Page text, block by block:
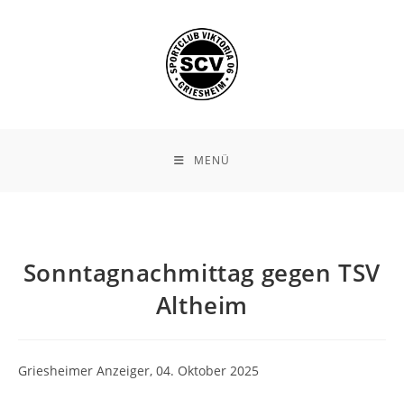
MENÜ
Sonntagnachmittag gegen TSV
Altheim
Griesheimer Anzeiger, 04. Oktober 2025